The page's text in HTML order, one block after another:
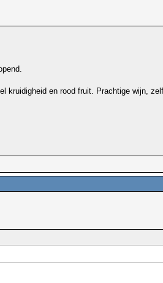
kruidigheid en rood fruit. Prachtige wijn,